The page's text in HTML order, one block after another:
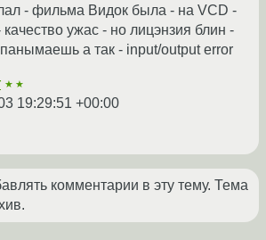
- фильма Видок была - на VCD -
качество ужас - но лицэнзия блин -
а так - input/output error
★★
19:29:51 +00:00
комментарии в эту тему. Тема